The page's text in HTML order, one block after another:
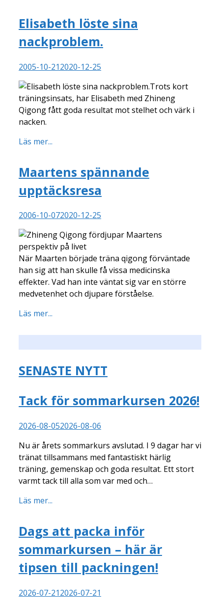
Elisabeth löste sina
nackproblem.
2005-10-212020-12-25
Trots kort
träningsinsats, har Elisabeth med Zhineng
Qigong fått goda resultat mot stelhet och värk i
nacken.
Läs mer...
Maartens spännande
upptäcksresa
2006-10-072020-12-25
När Maarten började träna qigong förväntade
han sig att han skulle få vissa medicinska
effekter. Vad han inte väntat sig var en större
medvetenhet och djupare förståelse.
Läs mer...
SENASTE NYTT
Tack för sommarkursen 2026!
2026-08-052026-08-06
Nu är årets sommarkurs avslutad. I 9 dagar har vi
tränat tillsammans med fantastiskt härlig
träning, gemenskap och goda resultat. Ett stort
varmt tack till alla som var med och…
Läs mer...
Dags att packa inför
sommarkursen – här är
tipsen till packningen!
2026-07-212026-07-21